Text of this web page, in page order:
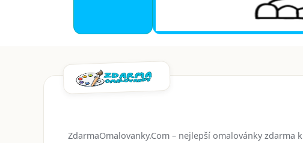
ZdarmaOmalovanky.Com – nejlepší omalovánky zdarma k